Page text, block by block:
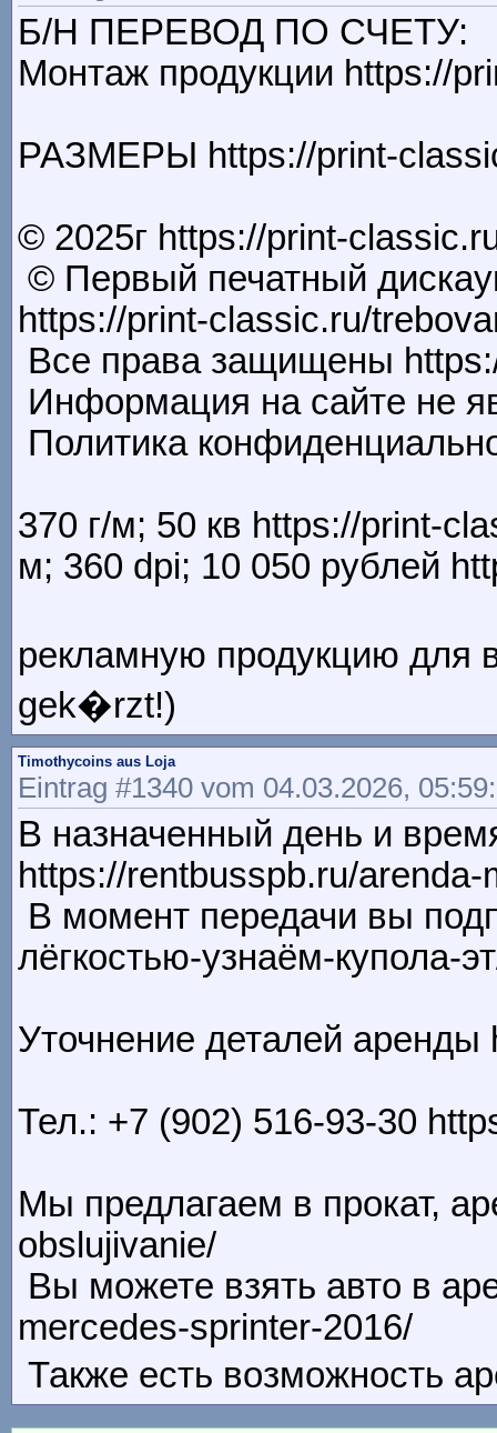
Б/Н ПЕРЕВОД ПО СЧЕТУ:
Монтаж продукции https://
РАЗМЕРЫ https://print-
© 2025г https://print-
© Первый печатный
https://print-classic.ru/
Все права защищены
Информация на сайте не
Политика
370 г/м; 50 кв https://print-
м; 360 dpi; 10 050 рублей
рекламную продукцию для
gek�rzt!)
Timothycoins aus Loja
Eintrag #1340 vom 04.03.2026,
В назначенный день и
https://rentbusspb.ru/
В момент передачи вы
лёгкостью-узнаём-купола-
Уточнение деталей
Тел.: +7 (902) 516-93-30
Мы предлагаем в прокат,
obslujivanie/
Вы можете взять авто в
mercedes-sprinter-2016/
Также есть возможность